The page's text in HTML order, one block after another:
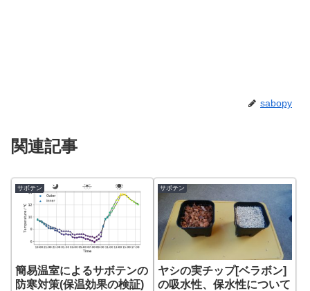
sabopy
関連記事
サボテン
簡易温室によるサボテンの
防寒対策(保温効果の検証)
サボテン
ヤシの実チップ[ベラボン]
の吸水性、保水性について